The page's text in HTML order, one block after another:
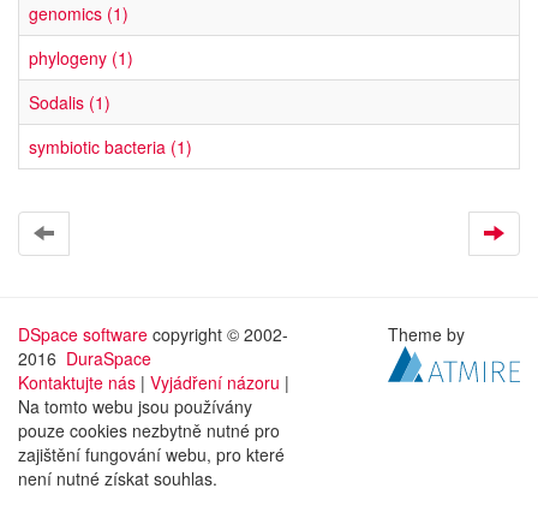
genomics (1)
phylogeny (1)
Sodalis (1)
symbiotic bacteria (1)
DSpace software copyright © 2002-
2016 DuraSpace
Kontaktujte nás | Vyjádření názoru |
Na tomto webu jsou používány
pouze cookies nezbytně nutné pro
zajištění fungování webu, pro které
není nutné získat souhlas.
Theme by